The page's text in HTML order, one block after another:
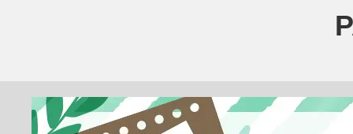
臨床検査技